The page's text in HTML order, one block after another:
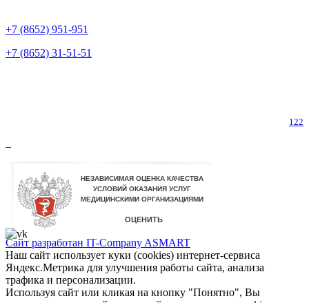
+7 (8652) 951-951
+7 (8652) 31-51-51
122
Сайт разработан IT-Company ASMART
Наш сайт использует куки (cookies) интернет-сервиса
Яндекс.Метрика для улучшения работы сайта, анализа
трафика и персонализации.
Используя сайт или кликая на кнопку "Понятно", Вы